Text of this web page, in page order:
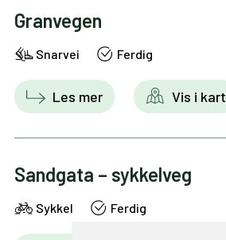
Granvegen
Snarvei Ferdig
Les mer Vis i kart
Sandgata – sykkelveg
Sykkel Ferdig